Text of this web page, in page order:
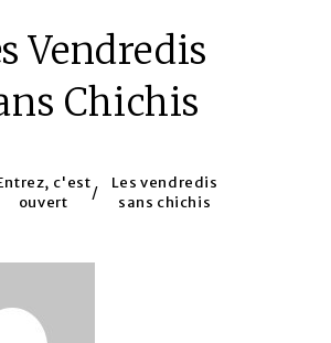
Vendredis
Chichis
c'est
ouvert
/
Les vendredis
sans chichis